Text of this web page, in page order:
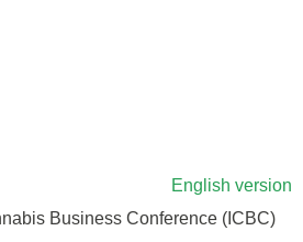
English version
Business Conference (ICBC)